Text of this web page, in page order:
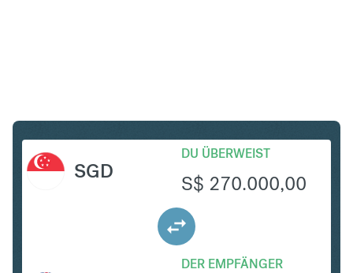
SGD
DU ÜBERWEIST
S$ 270.000,00
DER EMPFÄNGER